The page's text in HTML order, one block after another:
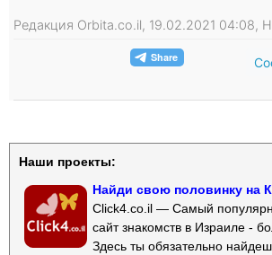
Редакция Orbita.co.il, 19.02.2021 04:08,
Наши проекты:
Найди свою половинку на
Click4.co.il — Самый
сайт знакомств в Израиле -
Здесь ты обязательно